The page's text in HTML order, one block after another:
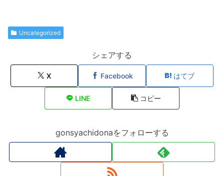
Uncategorized
シェアする
X Facebook はてブ
LINE コピー
gonsyachidonaをフォローする